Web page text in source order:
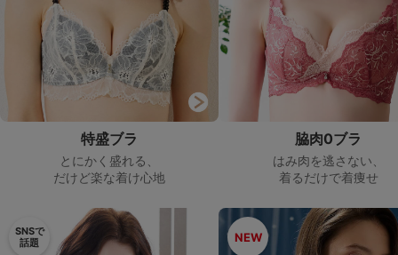
A60 A70
B65 B70 B75
C65 C70 C75 C80 C85
D70
E70 E75
F70
G65 G70 G75
すべてのサイズを表示する
価格帯から探す
特盛ブラ
とにかく盛れる、
だけど楽な着け心地
脇肉0ブラ
はみ肉を逃さない、
着るだけで着痩せ
SNSで
話題
NEW